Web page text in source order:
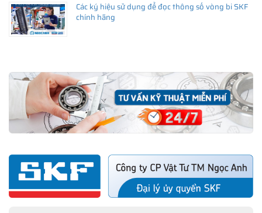
Các ký hiệu sử dụng để đọc thông số vòng bi SKF
chính hãng